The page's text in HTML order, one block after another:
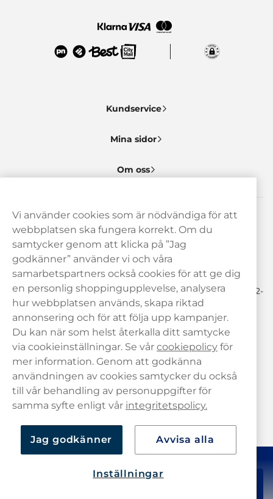
349,90 kr
Behöver du hjälp? Kontakta oss gärna!
hej@haypp.com
08 517 910 97
Mån-Tor 8.00-17.00 | Fre 9.00-17.00 | (Lunchstängt må-fre 12-
13)
Kundservice
Mina sidor
Om oss
Vi använder cookies som är nödvändiga för att
webbplatsen ska fungera korrekt. Om du
samtycker genom att klicka på ”Jag
godkänner” använder vi och våra
samarbetspartners också cookies för att ge dig
en personlig shoppingupplevelse, analysera
hur webbplatsen används, skapa riktad
annonsering och för att följa upp kampanjer.
Du kan när som helst återkalla ditt samtycke
via cookieinställningar. Se vår cookiepolicy för
mer information. Genom att godkänna
användningen av cookies samtycker du också
till vår behandling av personuppgifter för
samma syfte enligt vår integritetspolicy.
Jag godkänner Avvisa alla
Inställningar